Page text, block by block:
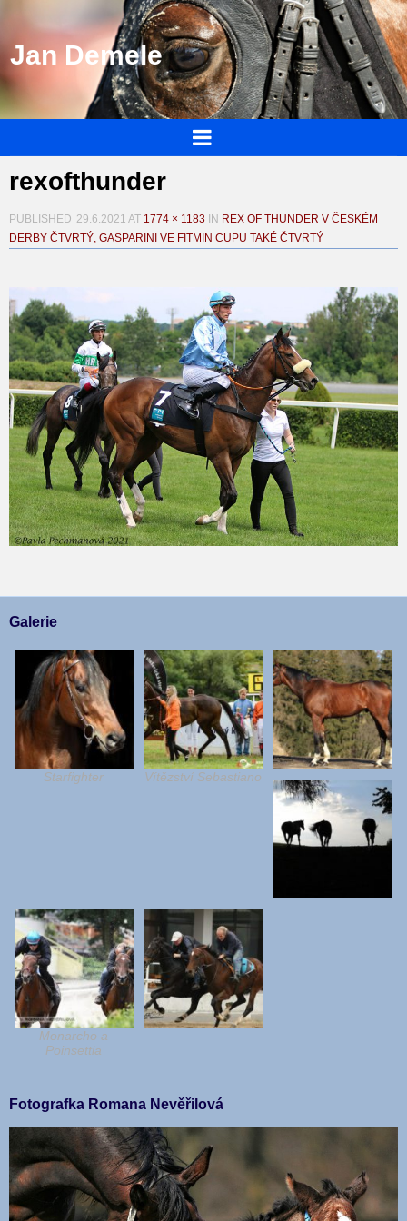
Jan Demele
rexofthunder
PUBLISHED 29.6.2021 AT 1774 × 1183 IN REX OF THUNDER V ČESKÉM
DERBY ČTVRTÝ, GASPARINI VE FITMIN CUPU TAKÉ ČTVRTÝ
Galerie
Starfighter Vítězství Sebastiano
Monarcho a
Poinsettia
Fotografka Romana Nevěřilová